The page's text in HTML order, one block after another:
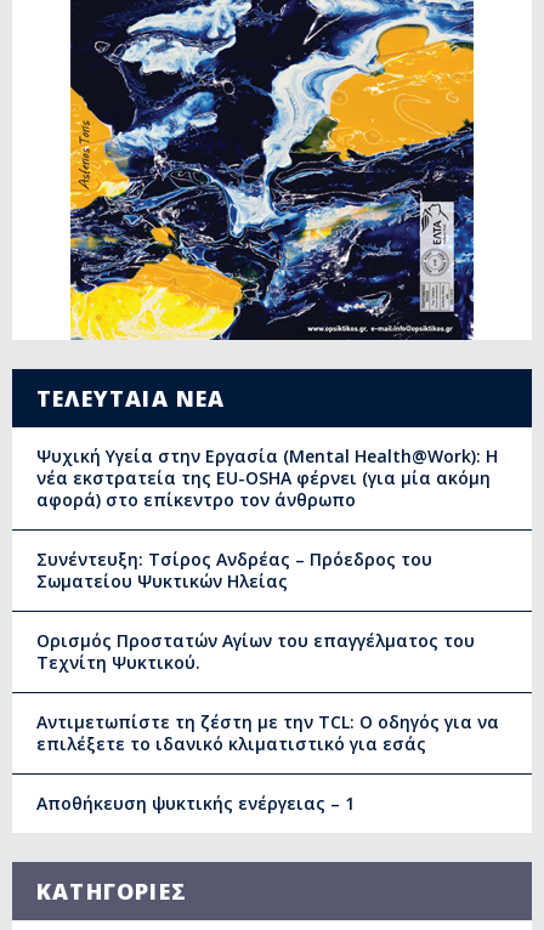
ΤΕΛΕΥΤΑΙΑ ΝΕΑ
Ψυχική Υγεία στην Εργασία (Mental Health@Work): Η
νέα εκστρατεία της EU-OSHA φέρνει (για μία ακόμη
αφορά) στο επίκεντρο τον άνθρωπο
Συνέντευξη: Τσίρος Ανδρέας – Πρόεδρος του
Σωματείου Ψυκτικών Ηλείας
Ορισμός Προστατών Αγίων του επαγγέλματος του
Τεχνίτη Ψυκτικού.
Αντιμετωπίστε τη ζέστη με την TCL: Ο οδηγός για να
επιλέξετε το ιδανικό κλιματιστικό για εσάς
Αποθήκευση ψυκτικής ενέργειας – 1
ΚΑΤΗΓΟΡΙΕΣ